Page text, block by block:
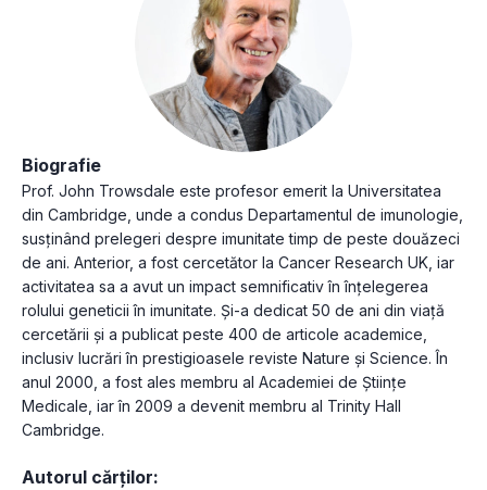
Biografie
Prof. John Trowsdale este profesor emerit la Universitatea
din Cambridge, unde a condus Departamentul de imunologie,
susținând prelegeri despre imunitate timp de peste douăzeci
de ani. Anterior, a fost cercetător la Cancer Research UK, iar
activitatea sa a avut un impact semnificativ în înțelegerea
rolului geneticii în imunitate. Și-a dedicat 50 de ani din viață
cercetării și a publicat peste 400 de articole academice,
inclusiv lucrări în prestigioasele reviste Nature și Science. În
anul 2000, a fost ales membru al Academiei de Științe
Medicale, iar în 2009 a devenit membru al Trinity Hall
Cambridge.
Autorul cărților: